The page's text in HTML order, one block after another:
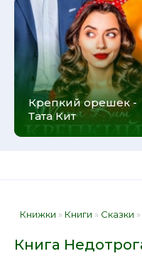
Крепкий орешек -
Тата Кит
Книжки » Книги » Сказки »
Книга